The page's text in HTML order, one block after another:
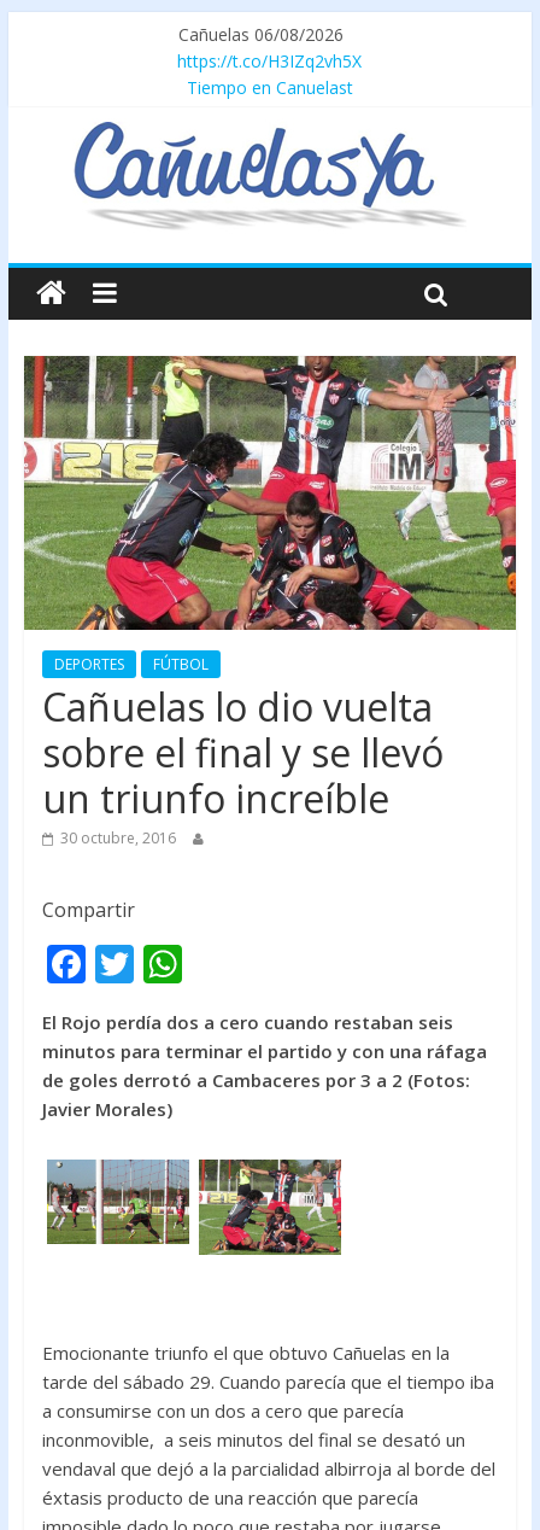
Cañuelas 06/08/2026
https://t.co/H3IZq2vh5X
Tiempo en Canuelast
DEPORTES FÚTBOL
Cañuelas lo dio vuelta
sobre el final y se llevó
un triunfo increíble
30 octubre, 2016
Compartir
F
ac
e
b
o
o
k
T
w
itt
er
W
at
s
p
p
El Rojo perdía dos a cero cuando restaban seis
minutos para terminar el partido y con una ráfaga
de goles derrotó a Cambaceres por 3 a 2 (Fotos:
Javier Morales)
Emocionante triunfo el que obtuvo Cañuelas en la
tarde del sábado 29. Cuando parecía que el tiempo iba
a consumirse con un dos a cero que parecía
inconmovible, a seis minutos del final se desató un
vendaval que dejó a la parcialidad albirroja al borde del
éxtasis producto de una reacción que parecía